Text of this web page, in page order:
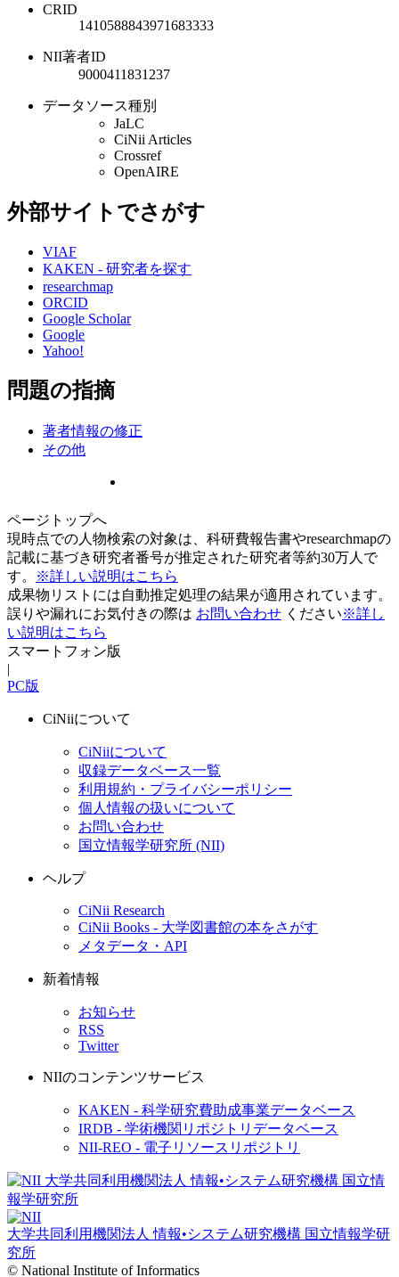
CRID
1410588843971683333
NII著者ID
9000411831237
データソース種別
JaLC
CiNii Articles
Crossref
OpenAIRE
外部サイトでさがす
VIAF
KAKEN - 研究者を探す
researchmap
ORCID
Google Scholar
Google
Yahoo!
問題の指摘
著者情報の修正
その他
ページトップへ
現時点での人物検索の対象は、科研費報告書やresearchmapの
記載に基づき研究者番号が推定された研究者等約30万人で
す。
※詳しい説明はこちら
成果物リストには自動推定処理の結果が適用されています。
誤りや漏れにお気付きの際は お問い合わせ ください※詳し
い説明はこちら
スマートフォン版
|
PC版
CiNiiについて
CiNiiについて
収録データベース一覧
利用規約・プライバシーポリシー
個人情報の扱いについて
お問い合わせ
国立情報学研究所 (NII)
ヘルプ
CiNii Research
CiNii Books - 大学図書館の本をさがす
メタデータ・API
新着情報
お知らせ
RSS
Twitter
NIIのコンテンツサービス
KAKEN - 科学研究費助成事業データベース
IRDB - 学術機関リポジトリデータベース
NII-REO - 電子リソースリポジトリ
大学共同利用機関法人 情報•システム研究機構 国立情報学研
究所
© National Institute of Informatics